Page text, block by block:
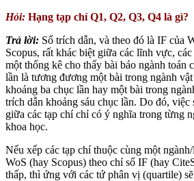
Hỏi: Hạng tạp chí Q1, Q2, Q3, Q4 là gì?
Trả lời: Số trích dẫn, và theo đó là IF của
Scopus, rất khác biệt giữa các lĩnh vực,
một thống kê cho thấy bài báo ngành toán
lần là tương đương một bài trong ngành
khoảng ba chục lần hay một bài trong
trích dẫn khoảng sáu chục lần. Do đó, việc
giữa các tạp chí chỉ có ý nghĩa trong từng
khoa học.
Nếu xếp các tạp chí thuộc cùng một
WoS (hay Scopus) theo chỉ số IF (hay
thấp, thì ứng với các tứ phân vị (quartile)